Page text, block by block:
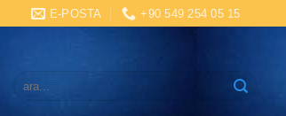
E-POSTA +90 549 254 05 15